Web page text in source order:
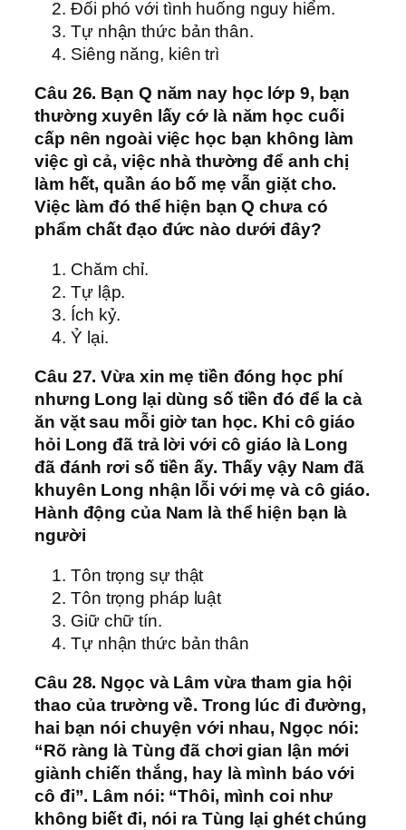
Đối phó với tình huống nguy hiểm.
Tự nhận thức bản thân.
Siêng năng, kiên trì
Câu 26. Bạn Q năm nay học lớp 9, bạn
thường xuyên lấy cớ là năm học cuối
cấp nên ngoài việc học bạn không làm
việc gì cả, việc nhà thường để anh chị
làm hết, quần áo bố mẹ vẫn giặt cho.
Việc làm đó thể hiện bạn Q chưa có
phẩm chất đạo đức nào dưới đây?
Chăm chỉ.
Tự lập.
Ích kỷ.
Ỷ lại.
Câu 27. Vừa xin mẹ tiền đóng học phí
nhưng Long lại dùng số tiền đó để la cà
ăn vặt sau mỗi giờ tan học. Khi cô giáo
hỏi Long đã trả lời với cô giáo là Long
đã đánh rơi số tiền ấy. Thấy vậy Nam đã
khuyên Long nhận lỗi với mẹ và cô giáo.
Hành động của Nam là thể hiện bạn là
người
Tôn trọng sự thật
Tôn trọng pháp luật
Giữ chữ tín.
Tự nhận thức bản thân
Câu 28. Ngọc và Lâm vừa tham gia hội
thao của trường về. Trong lúc đi đường,
hai bạn nói chuyện với nhau, Ngọc nói:
“Rõ ràng là Tùng đã chơi gian lận mới
giành chiến thắng, hay là mình báo với
cô đi”. Lâm nói: “Thôi, mình coi như
không biết đi, nói ra Tùng lại ghét chúng